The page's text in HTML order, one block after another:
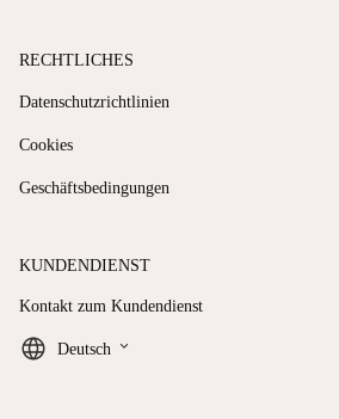
RECHTLICHES
Datenschutzrichtlinien
Cookies
Geschäftsbedingungen
KUNDENDIENST
Kontakt zum Kundendienst
Deutsch keyboard_arrow_down